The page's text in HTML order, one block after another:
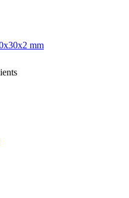
mm